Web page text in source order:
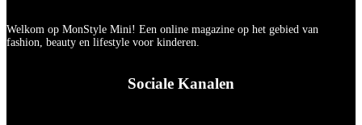
Welkom op MonStyle Mini! Een online magazine op het gebied van
fashion, beauty en lifestyle voor kinderen.
Sociale Kanalen